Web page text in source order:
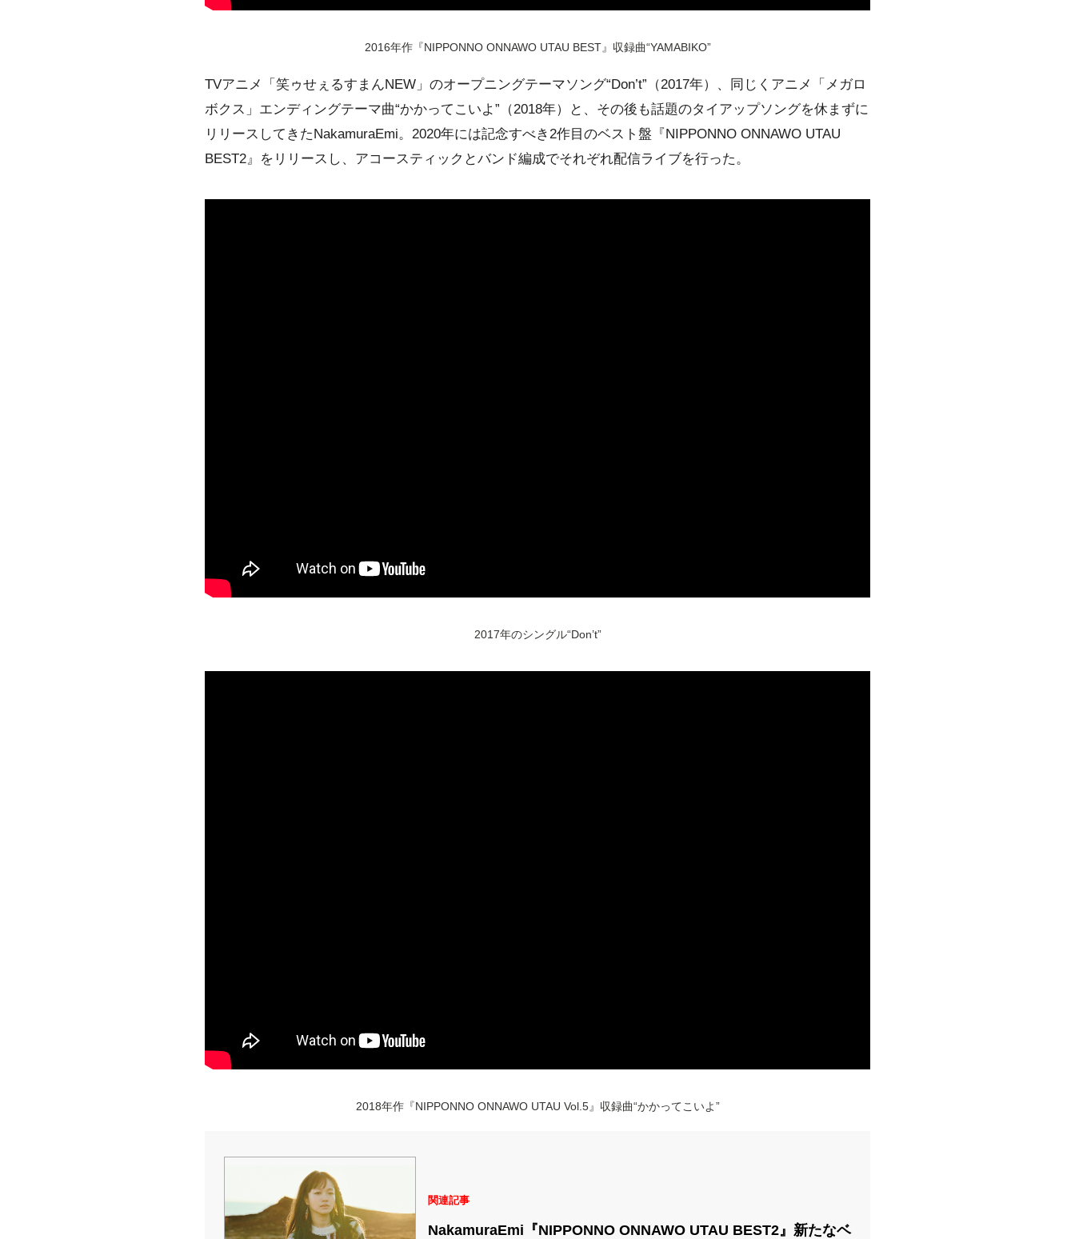
2016年作『NIPPONNO ONNAWO UTAU BEST』収録曲“YAMABIKO”
TVアニメ「笑ゥせぇるすまんNEW」のオープニングテーマソング“Don’t”（2017年）、同じくアニメ「メガロ
ボクス」エンディングテーマ曲“かかってこいよ”（2018年）と、その後も話題のタイアップソングを休まずに
リリースしてきたNakamuraEmi。2020年には記念すべき2作目のベスト盤『NIPPONNO ONNAWO UTAU
BEST2』をリリースし、アコースティックとバンド編成でそれぞれ配信ライブを行った。
2017年のシングル“Don’t”
2018年作『NIPPONNO ONNAWO UTAU Vol.5』収録曲“かかってこいよ”
関連記事
NakamuraEmi『NIPPONNO ONNAWO UTAU BEST2』新たなベ